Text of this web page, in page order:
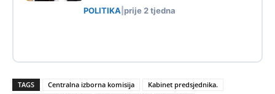
POLITIKA prije 2 tjedna
TAGS Centralna izborna komisija
Kabinet predsjednika.